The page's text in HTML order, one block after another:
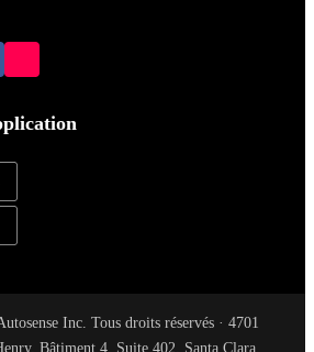
Inc. Tous droits réservés · 4701
Bâtiment 4, Suite 402, Santa Clara,